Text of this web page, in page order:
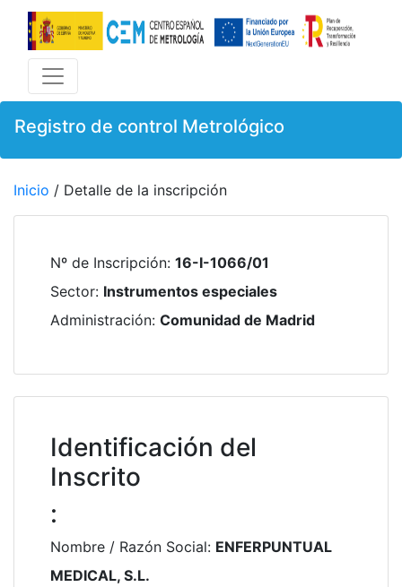
Registro de control Metrológico
Inicio / Detalle de la inscripción
Nº de Inscripción: 16-I-1066/01
Sector: Instrumentos especiales
Administración: Comunidad de Madrid
Identificación del
Inscrito
:
Nombre / Razón Social: ENFERPUNTUAL
MEDICAL, S.L.